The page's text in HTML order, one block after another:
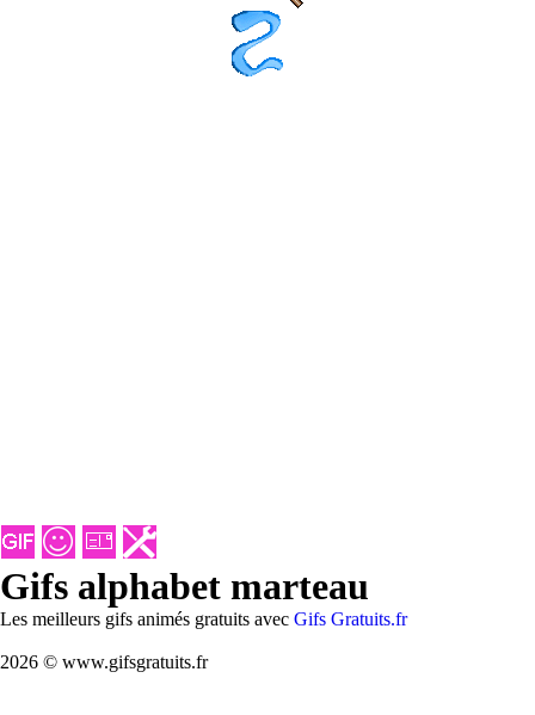
Gifs alphabet marteau
Les meilleurs gifs animés gratuits avec Gifs Gratuits.fr
2026 © www.gifsgratuits.fr